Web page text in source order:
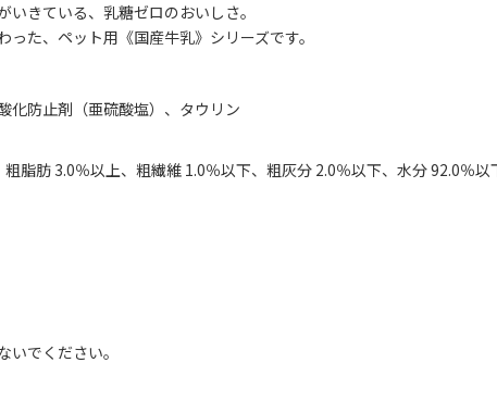
いきている、乳糖ゼロのおいしさ。
った、ペット用《国産牛乳》シリーズです。
化防止剤（亜硫酸塩）、タウリン
脂肪 3.0％以上、粗繊維 1.0％以下、粗灰分 2.0％以下、水分 92.0％以
いでください。